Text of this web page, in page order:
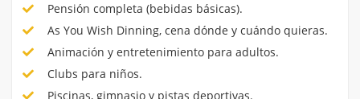
Pensión completa (bebidas básicas).
As You Wish Dinning, cena dónde y cuándo quieras.
Animación y entretenimiento para adultos.
Clubs para niños.
Piscinas, gimnasio y pistas deportivas.